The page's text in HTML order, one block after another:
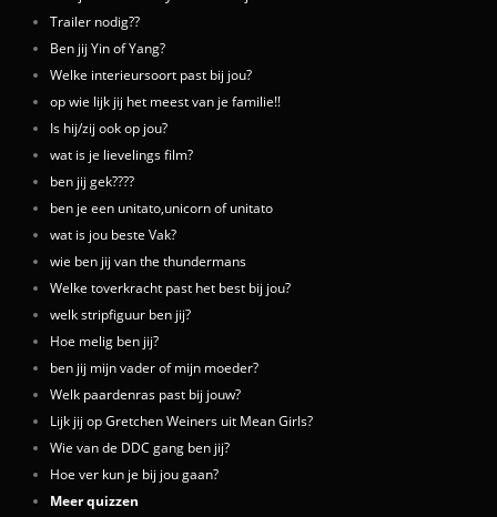
Trailer nodig??
Ben jij Yin of Yang?
Welke interieursoort past bij jou?
op wie lijk jij het meest van je familie!!
Is hij/zij ook op jou?
wat is je lievelings film?
ben jij gek????
ben je een unitato,unicorn of unitato
wat is jou beste Vak?
wie ben jij van the thundermans
Welke toverkracht past het best bij jou?
welk stripfiguur ben jij?
Hoe melig ben jij?
ben jij mijn vader of mijn moeder?
Welk paardenras past bij jouw?
Lijk jij op Gretchen Weiners uit Mean Girls?
Wie van de DDC gang ben jij?
Hoe ver kun je bij jou gaan?
Meer quizzen